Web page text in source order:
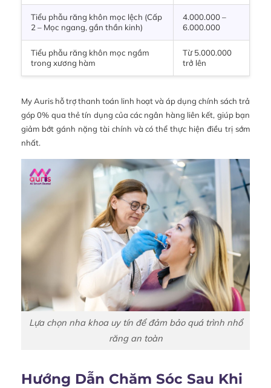
Tiểu phẫu răng khôn mọc lệch (Cấp
2 – Mọc ngang, gần thần kinh)
4.000.000 –
6.000.000
Tiểu phẫu răng khôn mọc ngầm
trong xương hàm
Từ 5.000.000
trở lên
My Auris hỗ trợ thanh toán linh hoạt và áp dụng chính sách trả
góp 0% qua thẻ tín dụng của các ngân hàng liên kết, giúp bạn
giảm bớt gánh nặng tài chính và có thể thực hiện điều trị sớm
nhất.
Lựa chọn nha khoa uy tín để đảm bảo quá trình nhổ
răng an toàn
Hướng Dẫn Chăm Sóc Sau Khi